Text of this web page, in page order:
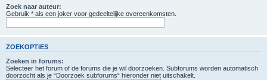
Zoek naar auteur:
Gebruik * als een joker voor gedeeltelijke overeenkomsten.
ZOEKOPTIES
Zoeken in forums:
Selecteer het forum of de forums die je wil doorzoeken. Subforums worden automatisch
doorzocht als je “Doorzoek subforums“ hieronder niet uitschakelt.